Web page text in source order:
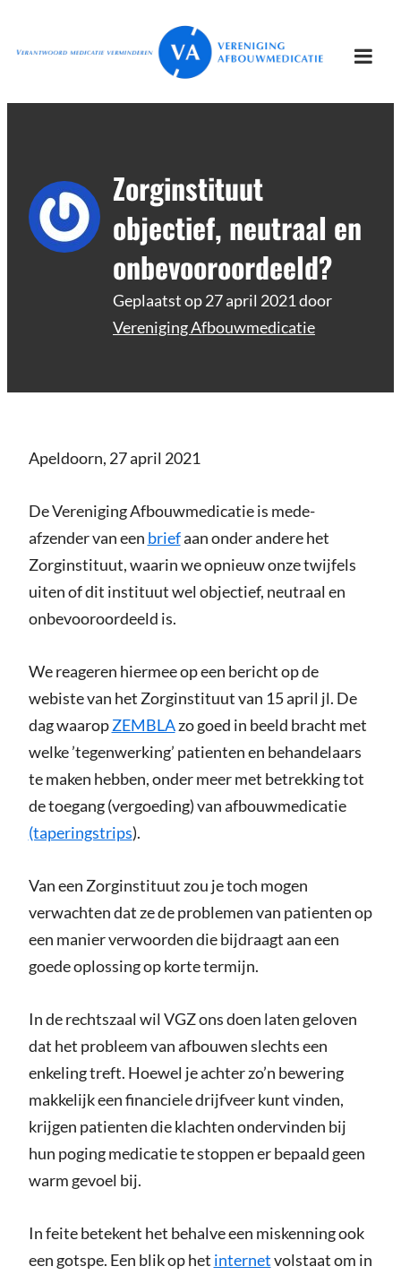
naar
inhoud
Vereniging
Afbouwmedicatie
Verantwoord afbouwen
Zorginstituut
objectief, neutraal en
onbevooroordeeld?
Geplaatst op27 april 2021door
Vereniging Afbouwmedicatie
Apeldoorn, 27 april 2021
De Vereniging Afbouwmedicatie is mede-
afzender van een briefaan onder andere het
Zorginstituut, waarin we opnieuw onze twijfels
uiten of dit instituut wel objectief, neutraal en
onbevooroordeeld is.
We reageren hiermee op een bericht op de
webiste van het Zorginstituut van 15 april jl. De
dag waaropZEMBLAzo goed in beeld bracht met
welke ’tegenwerking’ patienten en behandelaars
te maken hebben, onder meer met betrekking tot
de toegang (vergoeding) van afbouwmedicatie
(taperingstrips).
Van een Zorginstituut zou je toch mogen
verwachten dat ze de problemen van patienten op
een manier verwoorden die bijdraagt aan een
goede oplossing op korte termijn.
In de rechtszaal wil VGZ ons doen laten geloven
dat het probleem van afbouwen slechts een
enkeling treft. Hoewel je achter zo’n bewering
makkelijk een financiele drijfveer kunt vinden,
krijgen patienten die klachten ondervinden bij
hun poging medicatie te stoppen er bepaald geen
warm gevoel bij.
In feite betekent het behalve een miskenning ook
een gotspe. Een blik op het internetvolstaat om in